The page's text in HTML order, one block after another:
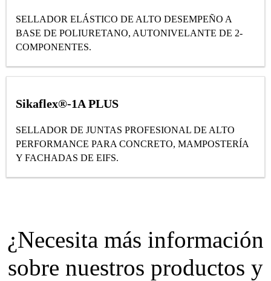
SELLADOR ELÁSTICO DE ALTO DESEMPEÑO A
BASE DE POLIURETANO, AUTONIVELANTE DE 2-
COMPONENTES.
Sikaflex®-1A PLUS
SELLADOR DE JUNTAS PROFESIONAL DE ALTO
PERFORMANCE PARA CONCRETO, MAMPOSTERÍA
Y FACHADAS DE EIFS.
¿Necesita más información
sobre nuestros productos y